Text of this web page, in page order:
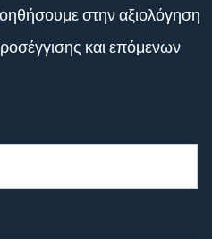
εντός 1 εργάσιμης
στην αξιολόγηση
και επόμενων